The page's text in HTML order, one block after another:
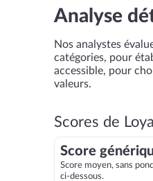
Analyse
Nos analystes
catégories, pour
accessible, pour
valeurs.
Scores de
Score
Score moyen, sans
ci-dessous.